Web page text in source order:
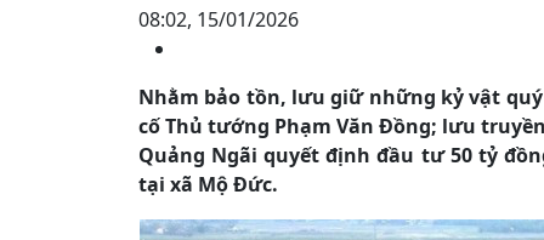
08:02, 15/01/2026
Nhằm bảo tồn, lưu giữ những kỷ vật
cố Thủ tướng Phạm Văn Đồng; lưu
Quảng Ngãi quyết định đầu tư 50 tỷ
tại xã Mộ Đức.